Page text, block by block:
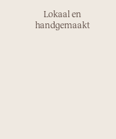
Lokaal en
handgemaakt